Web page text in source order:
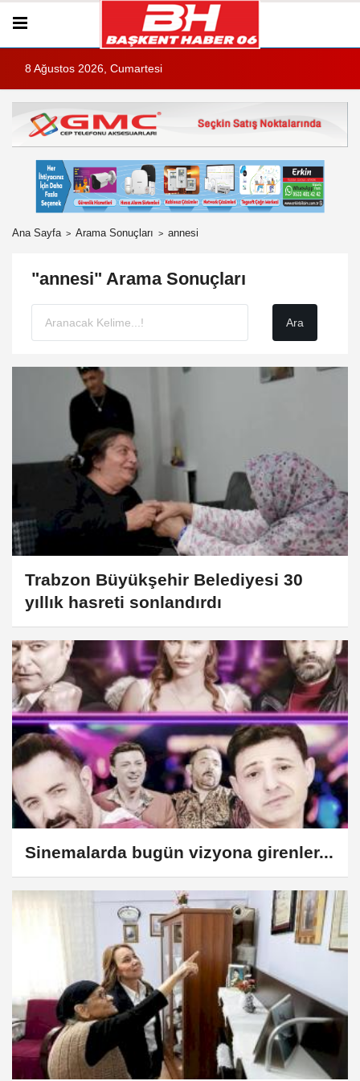
8 Ağustos 2026, Cumartesi
Ana Sayfa Arama Sonuçları annesi
"annesi" Arama Sonuçları
Trabzon Büyükşehir Belediyesi 30
yıllık hasreti sonlandırdı
Sinemalarda bugün vizyona girenler...